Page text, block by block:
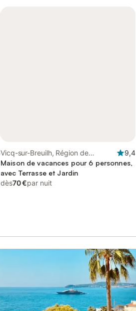
Vicq-sur-Breuilh, Région de
Limoges
9,4
Maison de vacances pour 6 personnes,
avec Terrasse et Jardin
dès70 €par nuit